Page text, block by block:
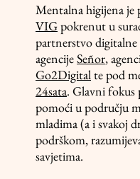
Mentalna higijena je
VIGpokrenut u
partnerstvo digitalne
agencijeSeñor,
Go2Digitalte pod
24sata. Glavni fokus
pomoći u području
mladima (a i svakoj
podrškom,
savjetima.